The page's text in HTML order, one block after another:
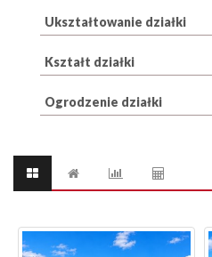
Ukształtowanie działki
Kształt działki
Ogrodzenie działki